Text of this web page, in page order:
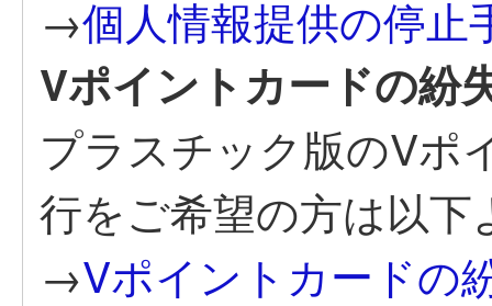
→個人情報提供の停
Vポイントカードの紛
プラスチック版のVポ
行をご希望の方は以
→Vポイントカードの